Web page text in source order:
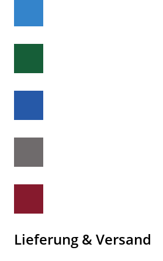
Lieferung & Versand